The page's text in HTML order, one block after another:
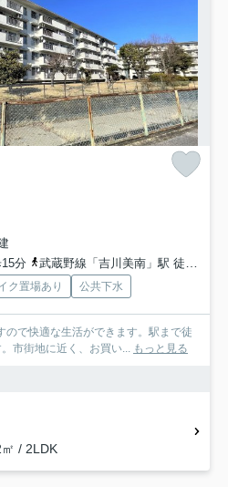
分
武蔵野線「吉川美南」駅 徒歩25分
ク置場あり 公共下水
で快適な生活ができます。駅まで徒
市街地に近く、お買い...
もっと見る
/ 2LDK